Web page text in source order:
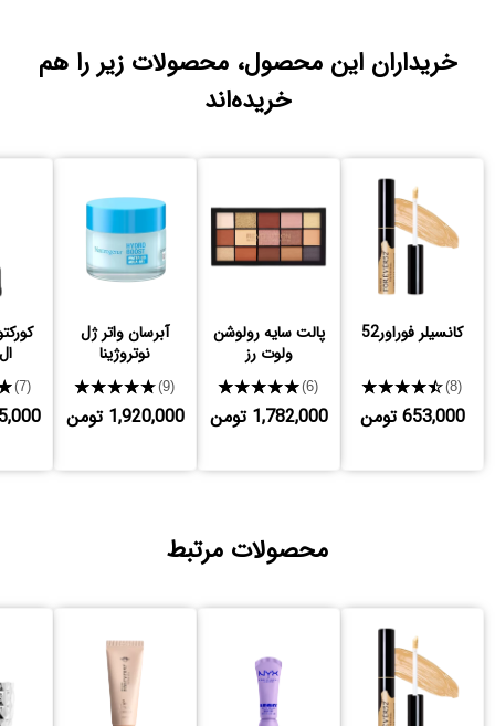
خریداران این محصول، محصولات زیر را هم
خریده‌اند
کانسیلر فوراور52
★★★★★(8)
653,000 تومن
پالت سایه رولوشن
ولوت رز
★★★★★(6)
1,782,000 تومن
آبرسان واتر ژل
نوتروژینا
★★★★★(9)
1,920,000 تومن
(7)
محصولات مرتبط